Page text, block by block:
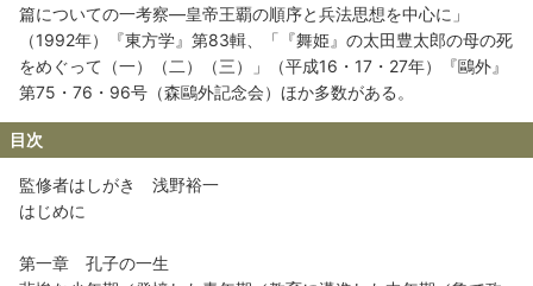
篇についての一考察―皇帝王覇の順序と兵法思想を中心に」
（1992年）『東方学』第83輯、「『舞姫』の太田豊太郎の母の死
をめぐって（一）（二）（三）」（平成16・17・27年）『鷗外』
第75・76・96号（森鷗外記念会）ほか多数がある。
目次
監修者はしがき 浅野裕一
はじめに
第一章 孔子の一生